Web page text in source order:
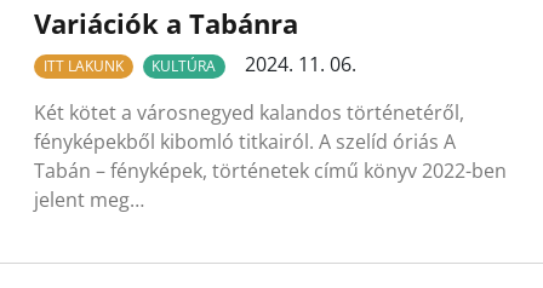
Variációk a Tabánra
ITT LAKUNK KULTÚRA
2024. 11. 06.
Két kötet a városnegyed kalandos történetéről,
fényképekből kibomló titkairól. A szelíd óriás A
Tabán – fényképek, történetek című könyv 2022-ben
jelent meg…